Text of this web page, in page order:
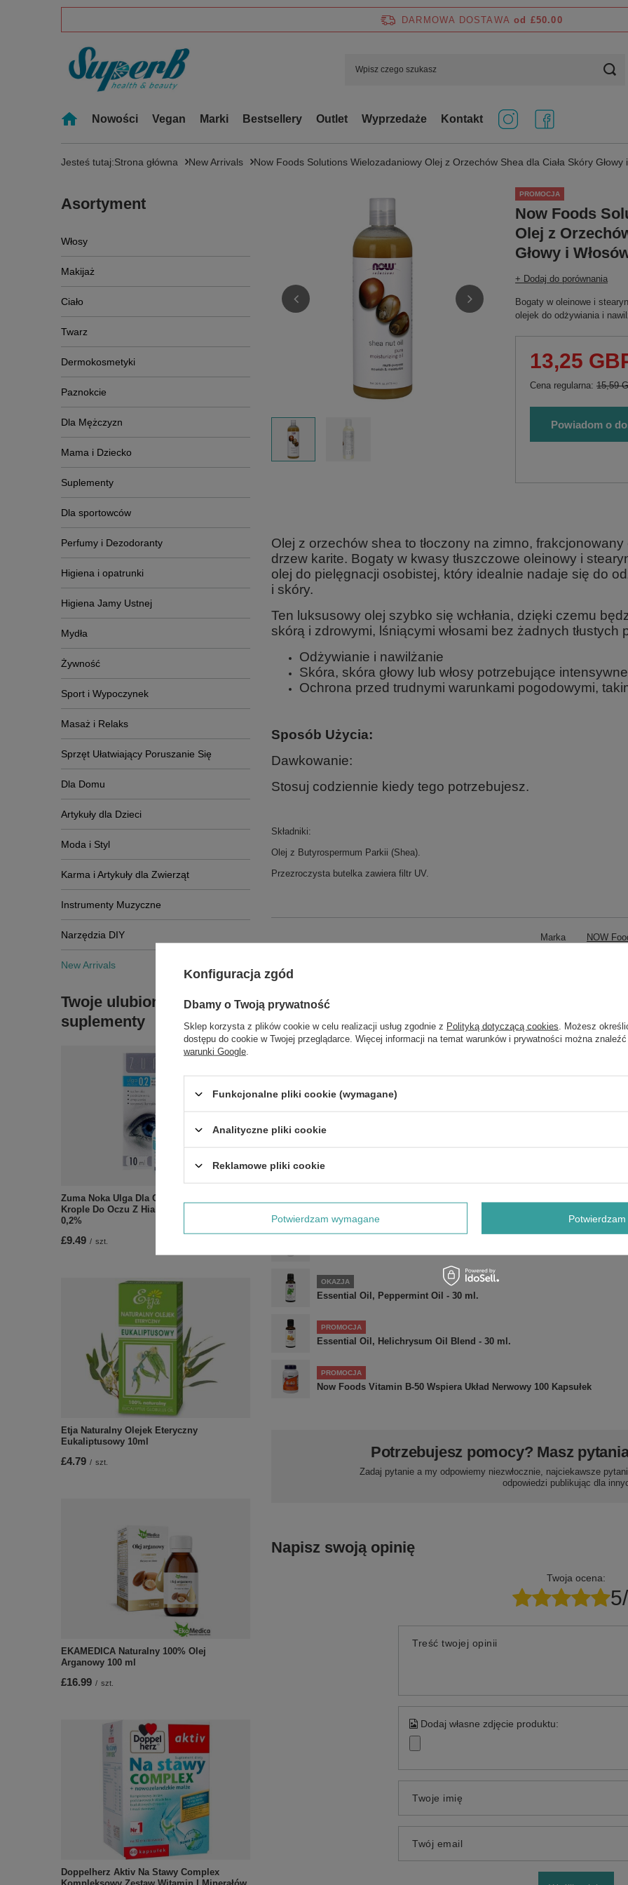
DARMOWA DOSTAWA od £50.00
Nowości Vegan Marki Bestsellery Outlet Wyprzedaże Kontakt
Jesteś tutaj:Strona główna New Arrivals Now Foods Solutions Wielozadaniowy Olej z Orzechów Shea dla Ciała Skóry Głowy
Asortyment
Włosy
Makijaż
Ciało
Twarz
Dermokosmetyki
Paznokcie
Dla Mężczyzn
Mama i Dziecko
Suplementy
Dla sportowców
Perfumy i Dezodoranty
Higiena i opatrunki
Higiena Jamy Ustnej
Mydła
Żywność
Sport i Wypoczynek
Masaż i Relaks
Sprzęt Ułatwiający Poruszanie Się
Dla Domu
Artykuły dla Dzieci
Moda i Styl
Karma i Artykuły dla Zwierząt
Instrumenty Muzyczne
Narzędzia DIY
New Arrivals
Twoje ulubione
suplementy
Zuma Noka Ulga Dla Oczu Nawilżające
Krople Do Oczu Z Hialuronianem Sodu
0,2%
£9.49 / szt.
Etja Naturalny Olejek Eteryczny
Eukaliptusowy 10ml
£4.79 / szt.
EKAMEDICA Naturalny 100% Olej
Arganowy 100 ml
£16.99 / szt.
Doppelherz Aktiv Na Stawy Complex
PROMOCJA
Now Foods
Olej z
Głowy i
+ Dodaj do porównania
Bogaty w oleinowe i
olejek do odżywiania i
13,25
Cena regularna: 15,59
Powiadom o
Olej z orzechów shea to tłoczony na zimno,
drzew karite. Bogaty w kwasy tłuszczowe oleinowy i
olej do pielęgnacji osobistej, który idealnie nadaje się do
i skóry.
Ten luksusowy olej szybko się wchłania, dzięki czemu
skórą i zdrowymi, lśniącymi włosami bez żadnych tłustych
Odżywianie i nawilżanie
Skóra, skóra głowy lub włosy potrzebujące
Ochrona przed trudnymi warunkami pogodowymi,
Sposób Użycia:
Dawkowanie:
Stosuj codziennie kiedy tego potrzebujesz.
Składniki:
Olej z Butyrospermum Parkii (Shea).
Przezroczysta butelka zawiera filtr UV.
Marka NOW
Zobacz również
PROMOCJA
Aloe Vera Gels - 250 softgels
PROMOCJA
OKAZJA
Essential Oil, Peppermint Oil - 30 ml.
PROMOCJA
Essential Oil, Helichrysum Oil Blend - 30 ml.
PROMOCJA
Now Foods Vitamin B-50 Wspiera Układ Nerwowy 100 Kapsułek
Potrzebujesz pomocy? Masz
Zadaj pytanie a my odpowiemy niezwłocznie, najciekawsze
odpowiedzi publikując dla
Napisz swoją opinię
Twoja ocena:
Treść twojej opinii
Dodaj własne zdjęcie produktu:
Twoje imię
Twój email
Konfiguracja zgód
Dbamy o Twoją prywatność
Sklep korzysta z plików cookie w celu realizacji usług zgodnie z Polityką dotyczącą cookies . Możesz
dostępu do cookie w Twojej przeglądarce. Więcej informacji na temat warunków i prywatności można
warunki Google
Funkcjonalne pliki cookie (wymagane)
Analityczne pliki cookie
Reklamowe pliki cookie
Potwierdzam wymagane